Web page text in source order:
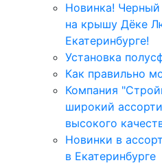
Новинка!
на крышу Дёке
Екатеринбурге!
Установка
Как правильно
Компания
широкий
высокого
Новинки в
в Екатеринбурге